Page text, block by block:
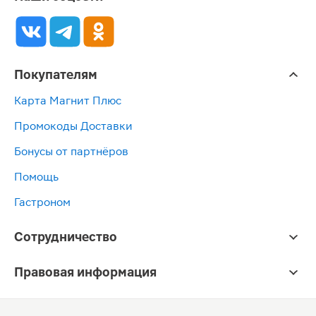
Покупателям
Карта Магнит Плюс
Промокоды Доставки
Бонусы от партнёров
Помощь
Гастроном
Сотрудничество
Правовая информация